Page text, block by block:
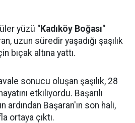
yüzü "Kadıköy Boğası"
uzun süredir yaşadığı şaşılık
bıçak altına yattı.
sonucu oluşan şaşılık, 28
etkiliyordu. Başarılı
ardından Başaran'ın son hali,
ortaya çıktı.